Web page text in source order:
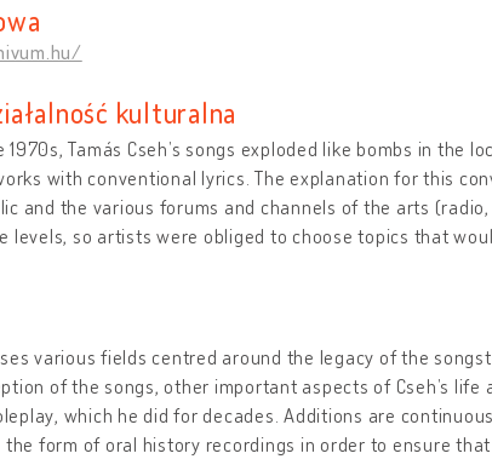
kulturalna
Tamás Cseh’s songs exploded like bombs in the
with conventional lyrics. The explanation for this
and the various forums and channels of the arts
levels, so artists were obliged to choose topics that
various fields centred around the legacy of the
of the songs, other important aspects of Cseh’s life
which he did for decades. Additions are
form of oral history recordings in order to ensure that